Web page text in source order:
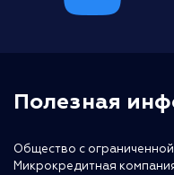
Полезная
Общество с
Микрокредитная